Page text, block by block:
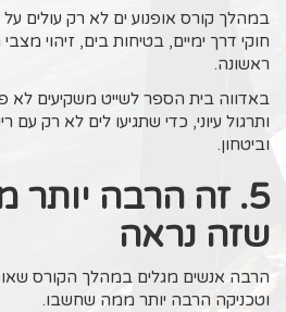
במהלך קורס אופנוע ים לא רק עולים על
חוקי דרך ימיים, בטיחות בים, זיהוי מצבי
ראשונה.
ותרגול עיוני, כדי שתגיעו לים לא רק עם
וביטחון.
5. זה הרבה יותר
שזה נראה
הרבה אנשים מגלים במהלך הקורס
וטכניקה הרבה יותר ממה שחשבו.